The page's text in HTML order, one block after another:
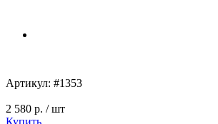
Артикул: #1353
2 580 р. / шт
Купить